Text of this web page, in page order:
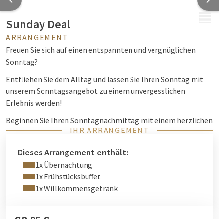
Sunday Deal
ARRANGEMENT
Freuen Sie sich auf einen entspannten und vergnüglichen
Sonntag?
Entfliehen Sie dem Alltag und lassen Sie Ihren Sonntag mit
unserem Sonntagsangebot zu einem unvergesslichen
Erlebnis werden!
Beginnen Sie Ihren Sonntagnachmittag mit einem herzlichen
Empfang und einem erfrischenden Begrüßungsgetränk in
Stress der vergangenen Woche nachlässt, während Sie die
Gastfreundschaft und die entspannte Atmosphäre genießen.
Genießen Sie während Ihres Aufenthalts unsere Wellness- und
Fitnesseinrichtungen.
IHR ARRANGEMENT
Dieses Arrangement enthält:
1x Übernachtung
1x Frühstücksbuffet
1x Willkommensgetränk